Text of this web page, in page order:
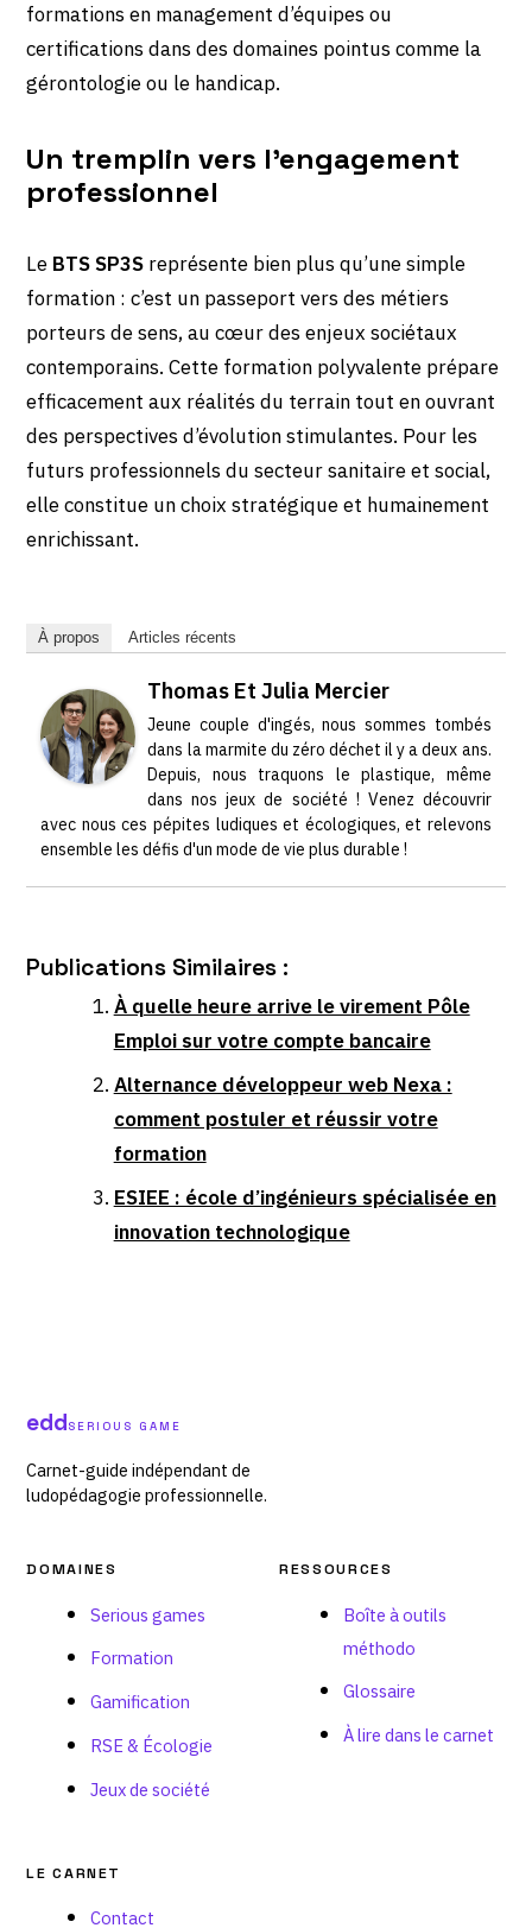
formations en management d’équipes ou
certifications dans des domaines pointus comme la
gérontologie ou le handicap.
Un tremplin vers l’engagement
professionnel
Le BTS SP3S représente bien plus qu’une simple
formation : c’est un passeport vers des métiers
porteurs de sens, au cœur des enjeux sociétaux
contemporains. Cette formation polyvalente prépare
efficacement aux réalités du terrain tout en ouvrant
des perspectives d’évolution stimulantes. Pour les
futurs professionnels du secteur sanitaire et social,
elle constitue un choix stratégique et humainement
enrichissant.
À propos Articles récents
Thomas Et Julia Mercier
Jeune couple d'ingés, nous sommes tombés
dans la marmite du zéro déchet il y a deux ans.
Depuis, nous traquons le plastique, même
dans nos jeux de société ! Venez découvrir
avec nous ces pépites ludiques et écologiques, et relevons
ensemble les défis d'un mode de vie plus durable !
Publications Similaires :
À quelle heure arrive le virement Pôle
Emploi sur votre compte bancaire
Alternance développeur web Nexa :
comment postuler et réussir votre
formation
ESIEE : école d’ingénieurs spécialisée en
innovation technologique
eddSERIOUS GAME
Carnet-guide indépendant de
ludopédagogie professionnelle.
DOMAINES
Serious games
Formation
Gamification
RSE & Écologie
Jeux de société
RESSOURCES
Boîte à outils
méthodo
Glossaire
À lire dans le carnet
LE CARNET
Contact